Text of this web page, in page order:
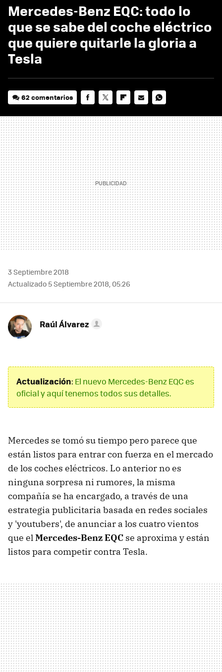
Mercedes-Benz EQC: todo lo
que se sabe del coche eléctrico
que quiere quitarle la gloria a
Tesla
62 comentarios
MAIL
3 Septiembre 2018
Actualizado 5 Septiembre 2018, 05:26
Raúl Álvarez
Actualización: El nuevo Mercedes-Benz EQC es
oficial y aquí tenemos todos sus detalles.
Mercedes se tomó su tiempo pero parece que
están listos para entrar con fuerza en el mercado
de los coches eléctricos. Lo anterior no es
ninguna sorpresa ni rumores, la misma
compañía se ha encargado, a través de una
estrategia publicitaria basada en redes sociales
y 'youtubers', de anunciar a los cuatro vientos
que elMercedes-Benz EQC se aproxima y están
listos para competir contra Tesla.